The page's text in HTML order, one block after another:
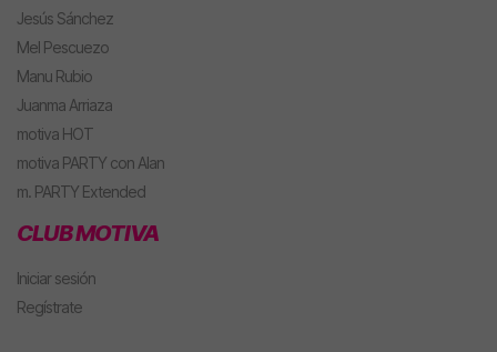
Jesús Sánchez
Mel Pescuezo
Manu Rubio
Juanma Arriaza
motiva HOT
motiva PARTY con Alan
m. PARTY Extended
CLUB MOTIVA
Iniciar sesión
Regístrate